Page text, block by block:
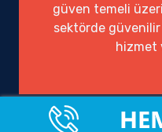
güven temeli
sektörde
hizmet